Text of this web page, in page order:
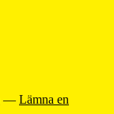
— Lämna en